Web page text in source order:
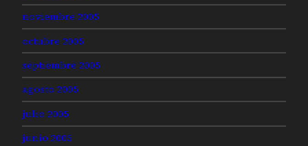
noviembre 2005
octubre 2005
septiembre 2005
agosto 2005
julio 2005
junio 2005